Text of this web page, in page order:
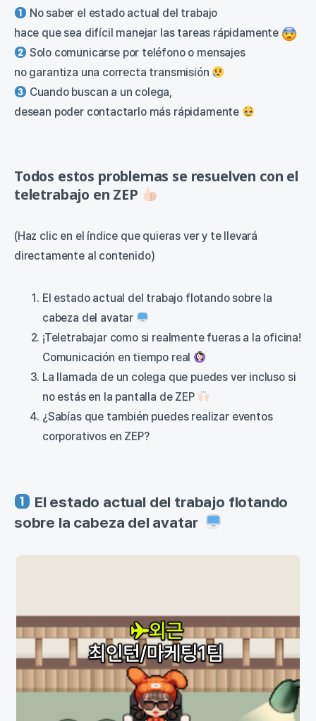
No saber el estado actual del trabajo
hace que sea difícil manejar las tareas rápidamente
Solo comunicarse por teléfono o mensajes
no garantiza una correcta transmisión
Cuando buscan a un colega,
desean poder contactarlo más rápidamente
Todos estos problemas se resuelven con el
teletrabajo en ZEP
(Haz clic en el índice que quieras ver y te llevará
directamente al contenido)
El estado actual del trabajo flotando sobre la
cabeza del avatar
¡Teletrabajar como si realmente fueras a la oficina!
Comunicación en tiempo real
La llamada de un colega que puedes ver incluso si
no estás en la pantalla de ZEP
¿Sabías que también puedes realizar eventos
corporativos en ZEP?
El estado actual del trabajo flotando
sobre la cabeza del avatar